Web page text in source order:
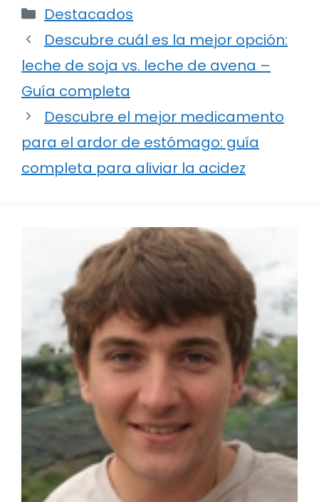
Categorías
Destacados
Descubre cuál es la mejor opción:
leche de soja vs. leche de avena –
Guía completa
Descubre el mejor medicamento
para el ardor de estómago: guía
completa para aliviar la acidez